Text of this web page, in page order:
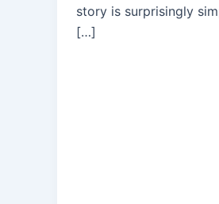
story is surprisingly
[…]